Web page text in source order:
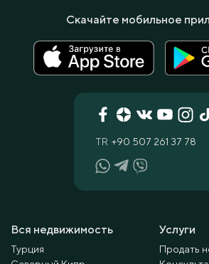
Вся недвижимость
Турция
Услуги
Продать
TR +90 507 261 37 78
Скачайте мобильное